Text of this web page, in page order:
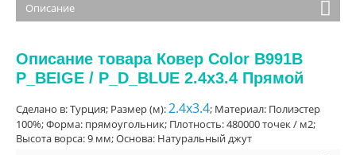
Описание
Описание товара Ковер Color B991B
P_BEIGE / P_D_BLUE 2.4x3.4 Прямой
Сделано в: Турция; Размер (м):2.4x3.4; Материал: Полиэстер
100%; Форма: прямоугольник; Плотность: 480000 точек / м2;
Высота ворса: 9 мм; Основа: Натуральный джут